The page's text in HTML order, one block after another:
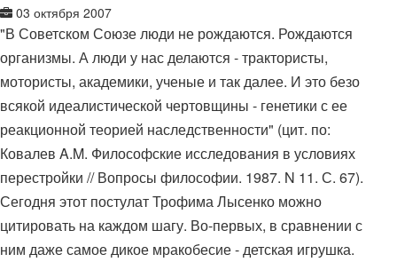
03 октября 2007
"В Советском Союзе люди не рождаются. Рождаются
организмы. А люди у нас делаются - трактористы,
мотористы, академики, ученые и так далее. И это безо
всякой идеалистической чертовщины - генетики с ее
реакционной теорией наследственности" (цит. по:
Ковалев A.M. Философские исследования в условиях
перестройки // Вопросы философии. 1987. N 11. С. 67).
Сегодня этот постулат Трофима Лысенко можно
цитировать на каждом шагу. Во-первых, в сравнении с
ним даже самое дикое мракобесие - детская игрушка.